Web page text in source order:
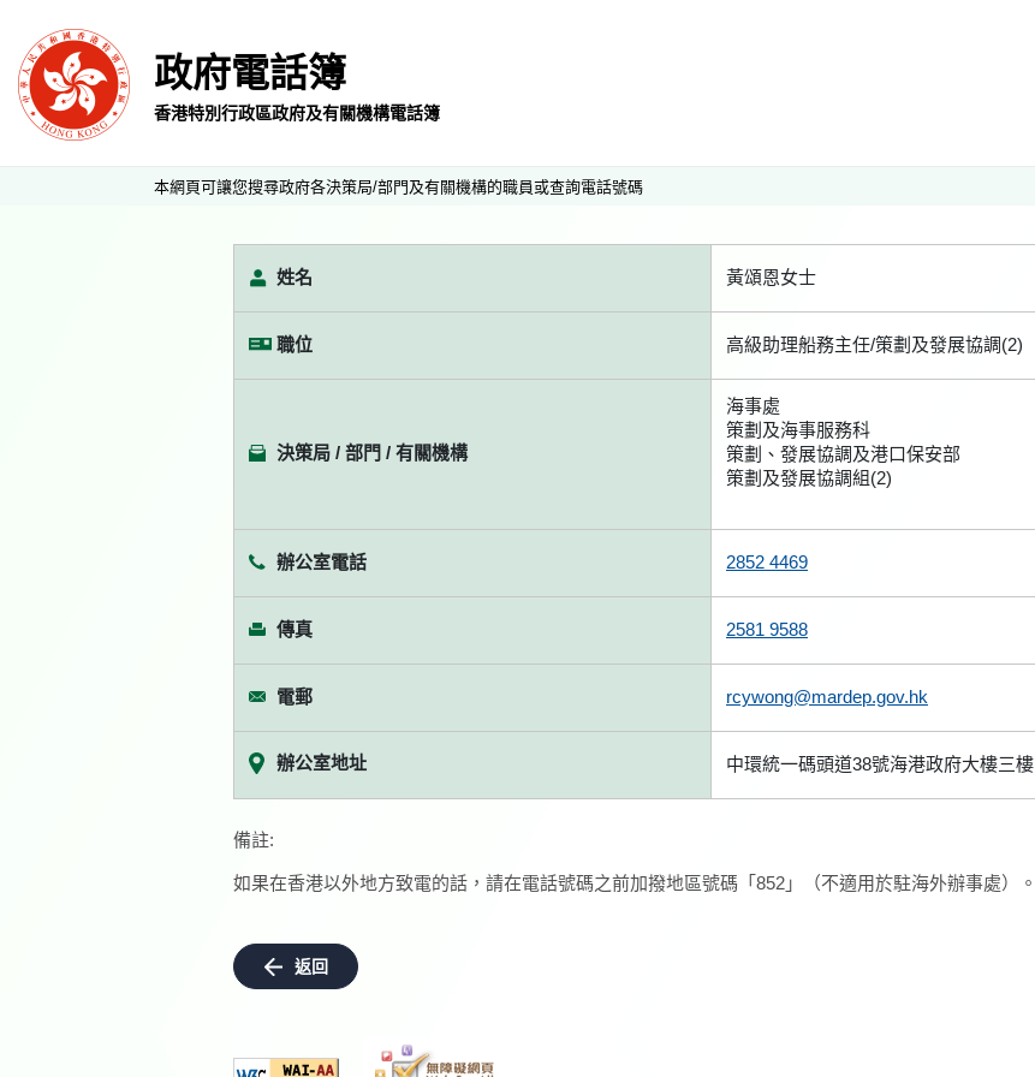
政府電話簿
香港特別行政區政府及有關機構電話簿
本網頁可讓您搜尋政府各決策局/部門及有關機構的職員或查詢電話號碼
姓名 黃頌恩女士
職位 高級助理船務主任/策劃及發展協調(2)
決策局 / 部門 / 有關機構
海事處
策劃及海事服務科
策劃、發展協調及港口保安部
策劃及發展協調組(2)
辦公室電話 2852 4469
傳真 2581 9588
電郵 rcywong@mardep.gov.hk
辦公室地址 中環統一碼頭道38號海港政府大樓三樓
備註:
如果在香港以外地方致電的話，請在電話號碼之前加撥地區號碼「852」（不適用於駐海外辦事處）。
返回